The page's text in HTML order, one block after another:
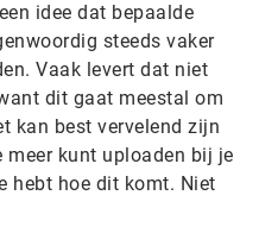
idee dat bepaalde
steeds vaker
Vaak levert dat niet
dit gaat meestal om
kan best vervelend zijn
meer kunt uploaden bij je
hebt hoe dit komt. Niet